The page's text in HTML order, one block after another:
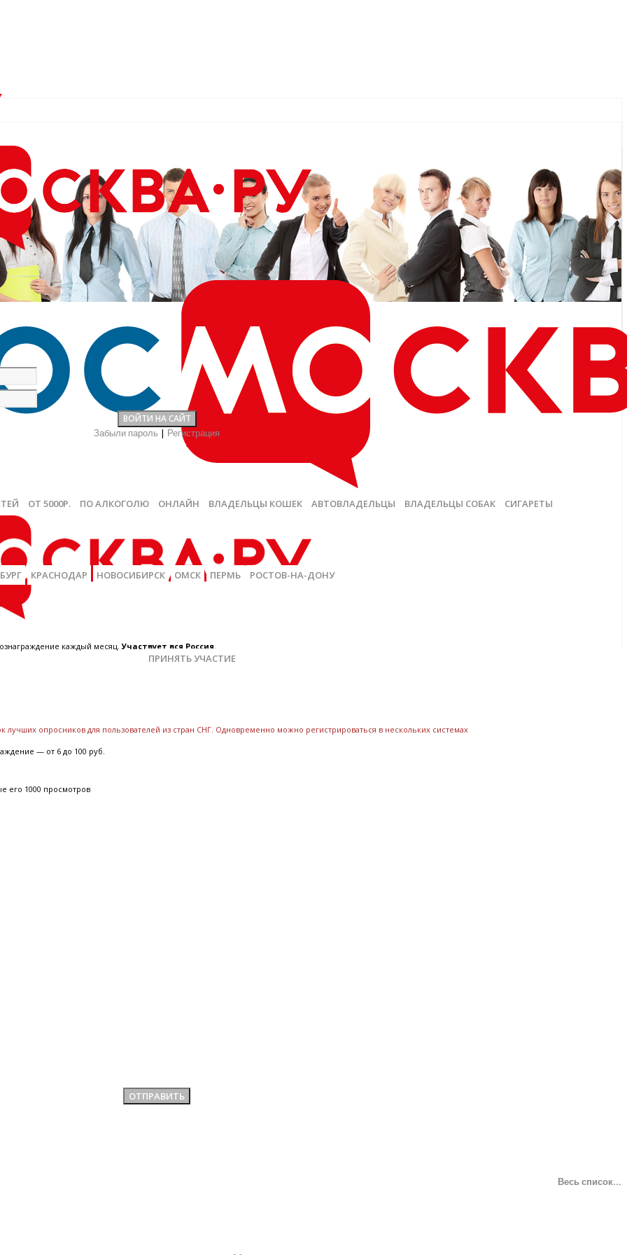
Забыли пароль Регистрация
ОТ 5000Р. ПО АЛКОГОЛЮ ОНЛАЙН ВЛАДЕЛЬЦЫ КОШЕК АВТОВЛАДЕЛЬЦЫ ВЛАДЕЛЬЦЫ СОБАК СИГАРЕТЫ
КРАСНОДАР НОВОСИБИРСК ОМСК ПЕРМЬ РОСТОВ-НА-ДОНУ
каждый месяц.Участвует вся Россия.
ПРИНЯТЬ УЧАСТИЕ
лучших опросников для пользователей из стран СНГ. Одновременно можно регистрироваться в нескольких системах
— от 6 до 100 руб.
его 1000 просмотров
Весь список...